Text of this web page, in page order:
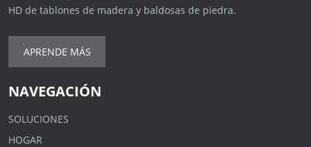
HD de tablones de madera y baldosas de piedra.
APRENDE MÁS
NAVEGACIÓN
SOLUCIONES
HOGAR